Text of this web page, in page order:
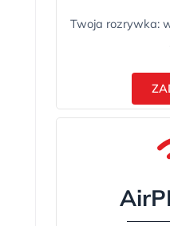
Twoja rozrywka: